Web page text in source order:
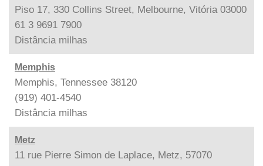
Piso 17, 330 Collins Street, Melbourne, Vitória 03000
61 3 9691 7900
Distância milhas
Memphis
Memphis, Tennessee 38120
(919) 401-4540
Distância milhas
Metz
11 rue Pierre Simon de Laplace, Metz, 57070